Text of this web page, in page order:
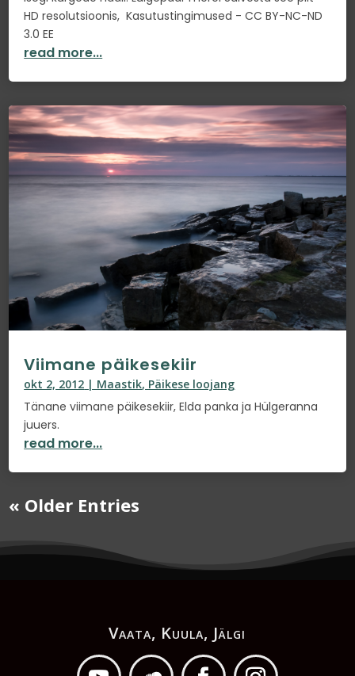
HD resolutsioonis, Kasutustingimused - CC BY-NC-ND
3.0 EE
read more...
Viimane päikesekiir
okt 2, 2012 | Maastik, Päikese loojang
Tänane viimane päikesekiir, Elda panka ja Hülgeranna
juuers.
read more...
« Older Entries
Vaata, Kuula, Jälgi